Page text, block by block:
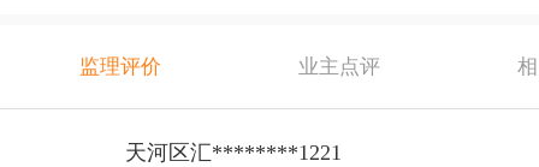
监理评价 业主点评
天河区汇********1221